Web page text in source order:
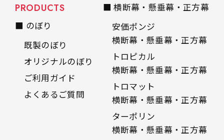
自由入力(60x180以内)
お好みのサイズで縦幕・横幕の作成が可能です。
長辺が180cm以内、短辺が60cm以内であれば自
由なサイズを指定下さい！
あんな場所こんな場所お好みのサイズでお好みの
幕の製作をお楽しみください
（※cm単位での指定でおねがいいたします。）
(180x50)
レギュラーのれんは横幕の上部にチチを5か所つ
けて疑似的にのれんのような幕をつくります。お
店の入口付近の装飾に是非！
PRODUCTS
■ のぼり
既製のぼり
オリジナルのぼり
ご利用ガイド
よくあるご質問
■ 横断幕・懸垂幕・正方幕
安価ポンジ
横断幕・懸垂幕・正方幕
トロピカル
横断幕・懸垂幕・正方幕
トロマット
横断幕・懸垂幕・正方幕
ターポリン
横断幕・懸垂幕・正方幕